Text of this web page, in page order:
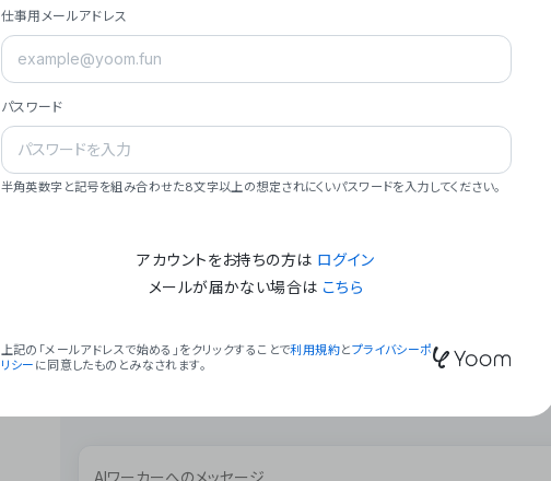
- **ミッション**: 「We Make Time」 – テクノロジーで人
- **ビジョン**: 「Global Business Automation」 – 世界
### 会社概要
仕事用メールアドレス
パスワード
半角英数字と記号を組み合わせた8文字以上の想定されにくいパスワードを入力してください。
アカウントをお持ちの方は ログイン
メールが届かない場合は こちら
上記の「メールアドレスで始める」をクリックすることで利用規約とプライバシーポ
リシー に同意したものとみなされます。